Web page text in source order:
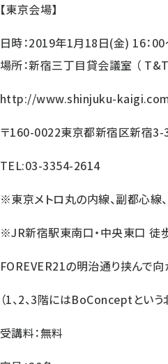
【東京会場】
日時：2019年1月18日(金) 16：00
場所：新宿三丁目貸会議室 （
http://www.shinjuku-
〒160-0022東京都新宿区新宿
TEL:03-3354-2614
※東京メトロ丸の内線、副都心
※JR新宿駅東南口・中央東口 徒
FOREVER21の明治通り挟んで向
（1、2、3階にはBoConceptという
受講料：無料